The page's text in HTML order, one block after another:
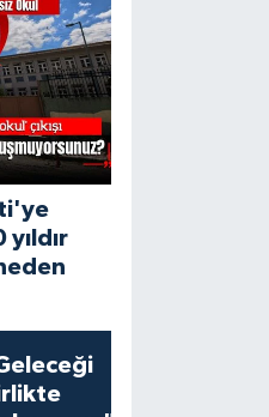
yıldır